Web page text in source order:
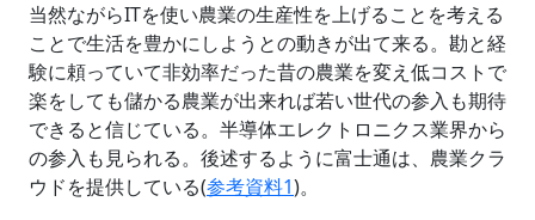
当然ながらITを使い農業の生産性を上げることを考える
ことで生活を豊かにしようとの動きが出て来る。勘と経
験に頼っていて非効率だった昔の農業を変え低コストで
楽をしても儲かる農業が出来れば若い世代の参入も期待
できると信じている。半導体エレクトロニクス業界から
の参入も見られる。後述するように富士通は、農業クラ
ウドを提供している(参考資料1)。